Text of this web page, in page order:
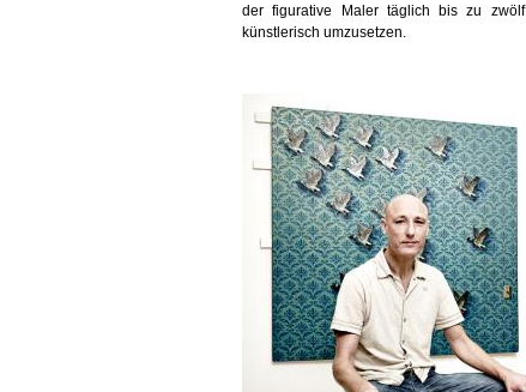
der figurative Maler täglich bis zu
künstlerisch umzusetzen.